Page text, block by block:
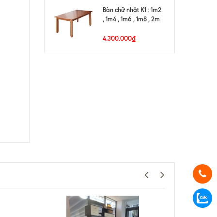
Bàn chữ nhật K1 : 1m2
, 1m4 , 1m6 , 1m8 , 2m
4.300.000₫